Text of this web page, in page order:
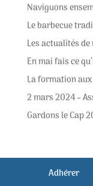
Naviguons
Le barbecue
Les actualités de
En mai fais ce
La formation aux
2 mars 2024 –
Gardons le Cap
Adhérer